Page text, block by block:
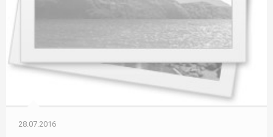
28.07.2016